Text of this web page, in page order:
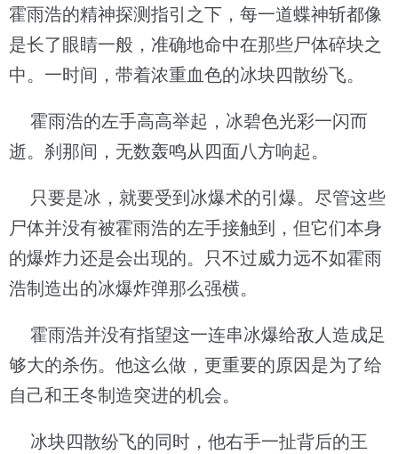
霍雨浩的精神探测指引之下，每一道蝶神斩都像
是长了眼睛一般，准确地命中在那些尸体碎块之
中。一时间，带着浓重血色的冰块四散纷飞。
霍雨浩的左手高高举起，冰碧色光彩一闪而
逝。刹那间，无数轰鸣从四面八方响起。
只要是冰，就要受到冰爆术的引爆。尽管这些
尸体并没有被霍雨浩的左手接触到，但它们本身
的爆炸力还是会出现的。只不过威力远不如霍雨
浩制造出的冰爆炸弹那么强横。
霍雨浩并没有指望这一连串冰爆给敌人造成足
够大的杀伤。他这么做，更重要的原因是为了给
自己和王冬制造突进的机会。
冰块四散纷飞的同时，他右手一扯背后的王